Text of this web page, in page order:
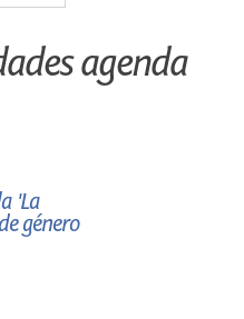
agenda
'La
género